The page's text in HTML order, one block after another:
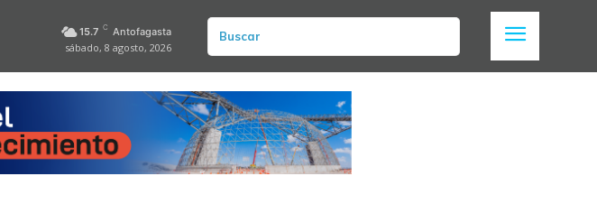
15.7 C Antofagasta
sábado, 8 agosto, 2026
Buscar